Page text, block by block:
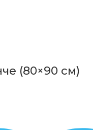
(80×90 см)